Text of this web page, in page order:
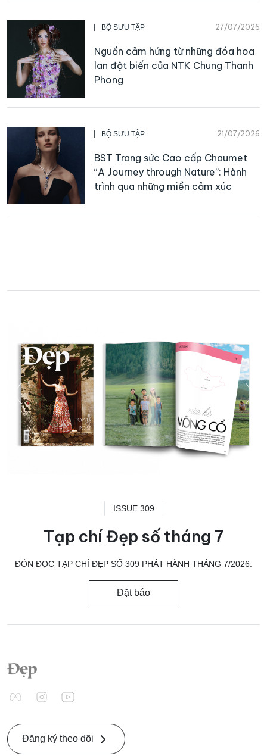
BỘ SƯU TẬP 27/07/2026
Nguồn cảm hứng từ những đóa hoa
lan đột biến của NTK Chung Thanh
Phong
BỘ SƯU TẬP 21/07/2026
BST Trang sức Cao cấp Chaumet
“A Journey through Nature”: Hành
trình qua những miền cảm xúc
ISSUE 309
Tạp chí Đẹp số tháng 7
ĐÓN ĐỌC TẠP CHÍ ĐẸP SỐ 309 PHÁT HÀNH THÁNG 7/2026.
Đặt báo
Đăng ký theo dõi